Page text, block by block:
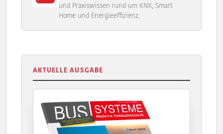
und Praxiswissen rund um KNX, Smart
Home und Energieeffizienz.
AKTUELLE AUSGABE